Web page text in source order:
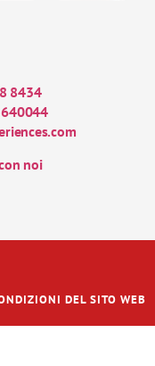
8434
noi
DEL SITO WEB